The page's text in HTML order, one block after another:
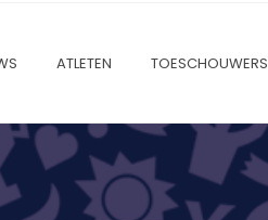
ATLETEN TOESCHOUWERS